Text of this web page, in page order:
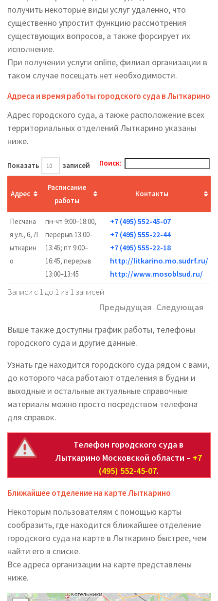
получить некоторые виды услуг удаленно, что
существенно упростит функцию рассмотрения
существующих вопросов, а также форсирует их
исполнение.
При получении услуги online, филиал организации в
таком случае посещать нет необходимости.
Адреса и время работы городского суда в Лыткарино
Адрес городского суда, а также расположение всех
территориальных отделений Лыткарино указаны
ниже.
Показать записей Поиск:
Адрес
Расписание
работы
Контакты
Песчана
я ул., 6, Л
ыткарин
о
пн-чт 9:00–18:00,
перерыв 13:00–
13:45; пт 9:00–
16:45, перерыв
13:00–13:45
+7 (495) 552-45-07
+7 (495) 555-22-44
+7 (495) 555-22-18
http://litkarino.mo.sudrf.ru/
http://www.mosoblsud.ru/
Записи с 1 до 1 из 1 записей
Предыдущая Следующая
Выше также доступны график работы, телефоны
городского суда и другие данные.
Узнать где находится городского суда рядом с вами,
до которого часа работают отделения в будни и
выходные и остальные актуальные справочные
материалы можно просто посредством телефона
для справок.
Телефон городского суда в
Лыткарино Московской области – +7
(495) 552-45-07.
Ближайшее отделение на карте Лыткарино
Некоторым пользователям с помощью карты
сообразить, где находится ближайшее отделение
городского суда на карте в Лыткарино быстрее, чем
найти его в списке.
Все адреса организации на карте представлены
ниже.